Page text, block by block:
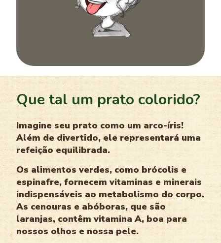
Que tal um prato colorido?
Imagine seu prato como um arco-íris!
Além de divertido, ele representará uma
refeição equilibrada.
Os alimentos verdes, como brócolis e
espinafre, fornecem vitaminas e minerais
indispensáveis ao metabolismo do corpo.
As cenouras e abóboras, que são
laranjas, contêm vitamina A, boa para
nossos olhos e nossa pele.